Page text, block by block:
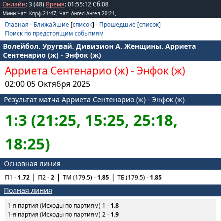
Онлайн: 3 (48) Время:01:55:12Сб.08
Мини-Чат: Кпрф 21:47, Чат: Ангел Ангел 20:21 ,
Главная - Ближайшие [список] - Прошедшие [список]
Поиск по предстоящим событиям
Волейбол. Уругвай. Дивизион А. Женщины. Арриета
Сентенарио (ж) - Энфок (ж)
Арриета Сентенарио (ж)- Энфок (ж)
02:00 05 Октября 2025
Результат матча Арриета Сентенарио (ж) - Энфок (ж)
1:3 (21:25, 15:25, 25:18,
18:25)
Основная линия
П1 -1.72 П2 -2 ТМ (179.5) -1.85 ТБ (179.5) -1.85
Полная линия
1-я партия (Исходы по партиям) 1 - 1.8
1-я партия (Исходы по партиям) 2 - 1.9